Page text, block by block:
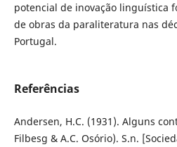
potencial de inovação linguística
de obras da paraliteratura nas
Portugal.
Referências
Andersen, H.C. (1931). Alguns
Filbesg & A.C. Osório). S.n.